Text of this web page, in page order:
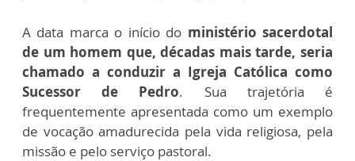
A data marca o início do ministério sacerdotal
de um homem que, décadas mais tarde, seria
chamado a conduzir a Igreja Católica como
Sucessor de Pedro. Sua trajetória é
frequentemente apresentada como um exemplo
de vocação amadurecida pela vida religiosa, pela
missão e pelo serviço pastoral.